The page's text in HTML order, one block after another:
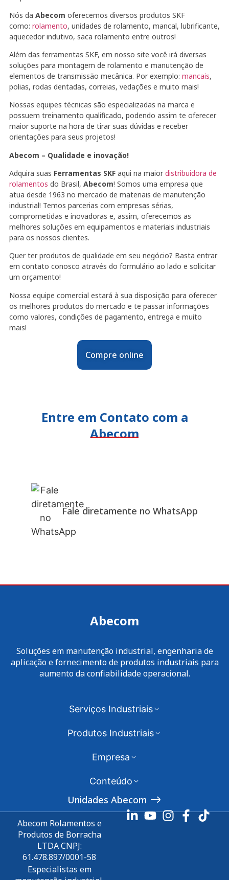
Nós da Abecom oferecemos diversos produtos SKF
como: rolamento, unidades de rolamento, mancal, lubrificante,
aquecedor indutivo, saca rolamento entre outros!
Além das ferramentas SKF, em nosso site você irá diversas
soluções para montagem de rolamento e manutenção de
elementos de transmissão mecânica. Por exemplo: mancais,
polias, rodas dentadas, correias, vedações e muito mais!
Nossas equipes técnicas são especializadas na marca e
possuem treinamento qualificado, podendo assim te oferecer
maior suporte na hora de tirar suas dúvidas e receber
orientações para seus projetos!
Abecom – Qualidade e inovação!
Adquira suas Ferramentas SKFaqui na maior distribuidora de
rolamentos do Brasil, Abecom! Somos uma empresa que
atua desde 1963 no mercado de materiais de manutenção
industrial! Temos parcerias com empresas sérias,
comprometidas e inovadoras e, assim, oferecemos as
melhores soluções em equipamentos e materiais industriais
para os nossos clientes.
Quer ter produtos de qualidade em seu negócio? Basta entrar
em contato conosco através do formulário ao lado e solicitar
um orçamento!
Nossa equipe comercial estará à sua disposição para oferecer
os melhores produtos do mercado e te passar informações
como valores, condições de pagamento, entrega e muito
mais!
Compre online
Entre em Contato com a
Abecom
Fale diretamente no WhatsApp
Abecom
Soluções em manutenção industrial, engenharia de
aplicação e fornecimento de produtos industriais para
aumento da confiabilidade operacional.
Serviços Industriais
Produtos Industriais
Empresa
Conteúdo
Unidades Abecom
Abecom Rolamentos e
Produtos de Borracha
LTDA CNPJ:
61.478.897/0001-58
Especialistas em